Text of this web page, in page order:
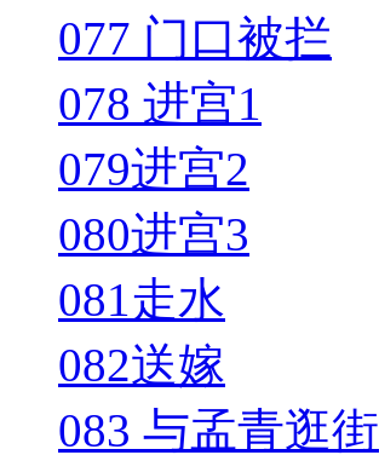
077 门口被拦
078 进宫1
079进宫2
080进宫3
081走水
082送嫁
083 与孟青逛街